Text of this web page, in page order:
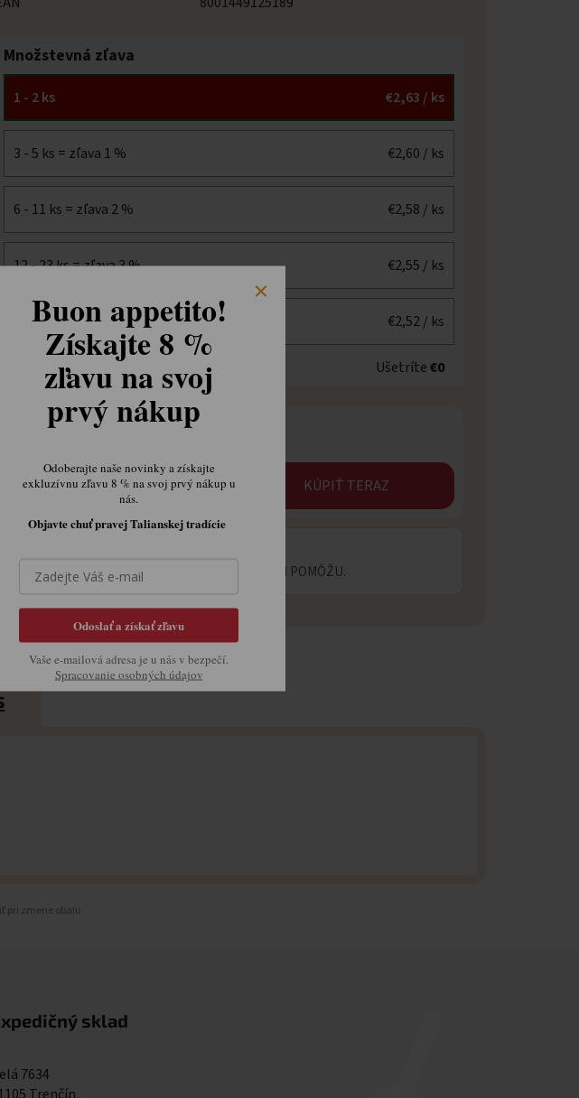
Množstevná zľava
1 - 2 ks €2,63 / ks
3 - 5 ks = zľava 1 % €2,60 / ks
6 - 11 ks = zľava 2 % €2,58 / ks
12 - 23 ks = zľava 3 % €2,55 / ks
24 a viac ks = zľava 4 % €2,52/ ks
Ušetríte€0
€2,63
Jednotková cena:
DO KOŠÍKA
KÚPIŤ TERAZ
NAPÍŠTE NÁM A NAŠI ŠPECIALISTI VÁM RADI POMÔŽU.
pri zmene obalu
sklad
7634
Buon appetito!
Získajte 8 %
zľavu na svoj
prvý nákup
Odoberajte naše novinky a získajte
exkluzívnu zľavu 8 % na svoj prvý nákup u
nás.
Objavte chuť pravej Talianskej tradície
Odoslať a získať zľavu
Vaše e-mailová adresa je u nás v bezpečí.
Spracovanie osobných údajov